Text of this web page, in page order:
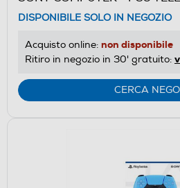
DISPONIBILE SOLO IN NEGOZIO
Acquisto online: non disponibile
Ritiro in negozio in 30' gratuito:
CERCA